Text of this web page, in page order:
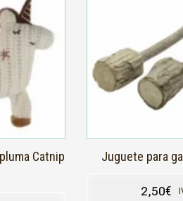
Catnip
Juguete para
2,50€